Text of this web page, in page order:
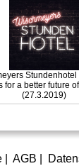
Stundenhotel
for a better future
(27.3.2019)
| AGB